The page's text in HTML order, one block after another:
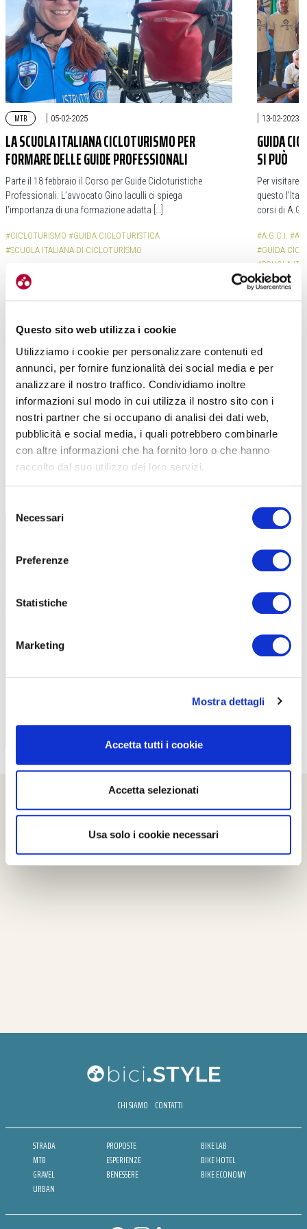
Questo sito web utilizza i cookie
Utilizziamo i cookie per personalizzare contenuti ed
annunci, per fornire funzionalità dei social media e per
analizzare il nostro traffico. Condividiamo inoltre
informazioni sul modo in cui utilizza il nostro sito con i
nostri partner che si occupano di analisi dei dati web,
pubblicità e social media, i quali potrebbero combinarle
con altre informazioni che ha fornito loro o che hanno
raccolto dal suo utilizzo dei loro servizi.
delNecessari
Preferenze
Statistiche
Marketing
Mostra dettagli
Accetta tutti i cookie
Accetta selezionati
Usa solo i cookie necessari
MTB | 05-02-2025
LA SCUOLA ITALIANA CICLOTURISMO PER
FORMARE DELLE GUIDE PROFESSIONALI
Parte il 18 febbraio il Corso per Guide Cicloturistiche
Professionali. L’avvocato Gino Iaculli ci spiega
l’importanza di una formazione adatta […]
#CICLOTURISMO #GUIDA CICLOTURISTICA
#SCUOLA ITALIANA DI CICLOTURISMO
| 13-02-2023
GUIDA
SI PUÒ
Per visitare
questo
corsi di
#A.G.C.I.
#GUIDA
#SCUOLA
TUTTE LE CATEGORIE DEL MAGAZINE
CHI SIAMO CONTATTI
STRADA
MTB
GRAVEL
URBAN
PROPOSTE
ESPERIENZE
BENESSERE
BIKE LAB
BIKE HOTEL
BIKE ECONOMY